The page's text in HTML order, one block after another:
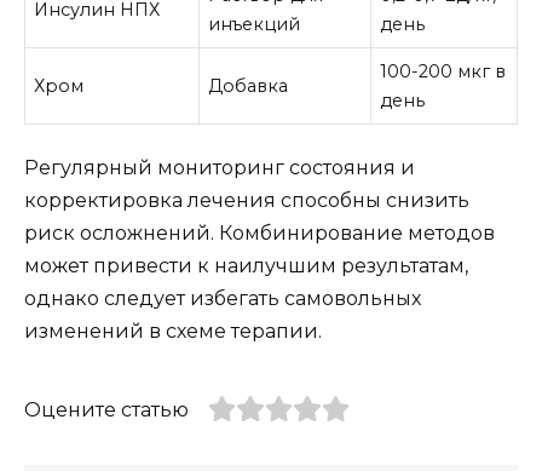
Инсулин НПХ
инъекций
день
Хром Добавка
100-200 мкг в
день
Регулярный мониторинг состояния и
корректировка лечения способны снизить
риск осложнений. Комбинирование методов
может привести к наилучшим результатам,
однако следует избегать самовольных
изменений в схеме терапии.
Оцените статью